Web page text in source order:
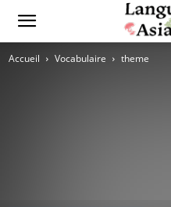
Accueil Vocabulaire theme